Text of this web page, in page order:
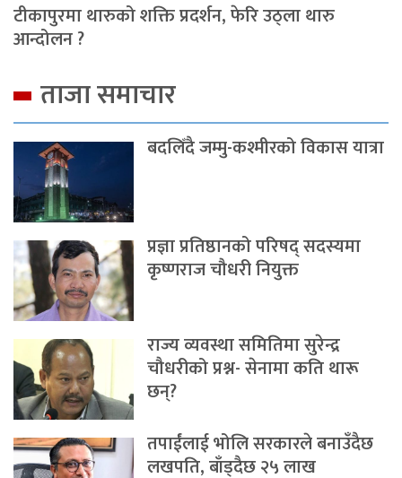
टीकापुरमा थारुको शक्ति प्रदर्शन, फेरि उठ्ला थारु
आन्दोलन ?
ताजा समाचार
बदलिँदै जम्मु-कश्मीरको विकास यात्रा
प्रज्ञा प्रतिष्ठानको परिषद् सदस्यमा
कृष्णराज चौधरी नियुक्त
राज्य व्यवस्था समितिमा सुरेन्द्र
चौधरीको प्रश्न- सेनामा कति थारू
छन्?
तपाईंलाई भोलि सरकारले बनाउँदैछ
लखपति, बाँड्दैछ २५ लाख